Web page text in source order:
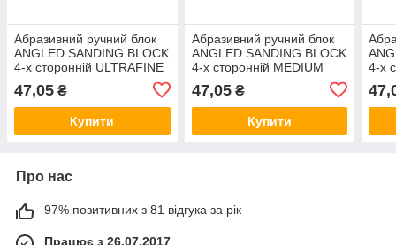
Абразивний ручний блок
ANGLED SANDING BLOCK
4-х сторонній ULTRAFINE
47,05 ₴
Купити
Абразивний ручний блок
ANGLED SANDING BLOCK
4-х сторонній MEDIUM
47,05₴
Купити
4-х
Про нас
97% позитивних з 81 відгука за рік
Працює з 26.07.2017